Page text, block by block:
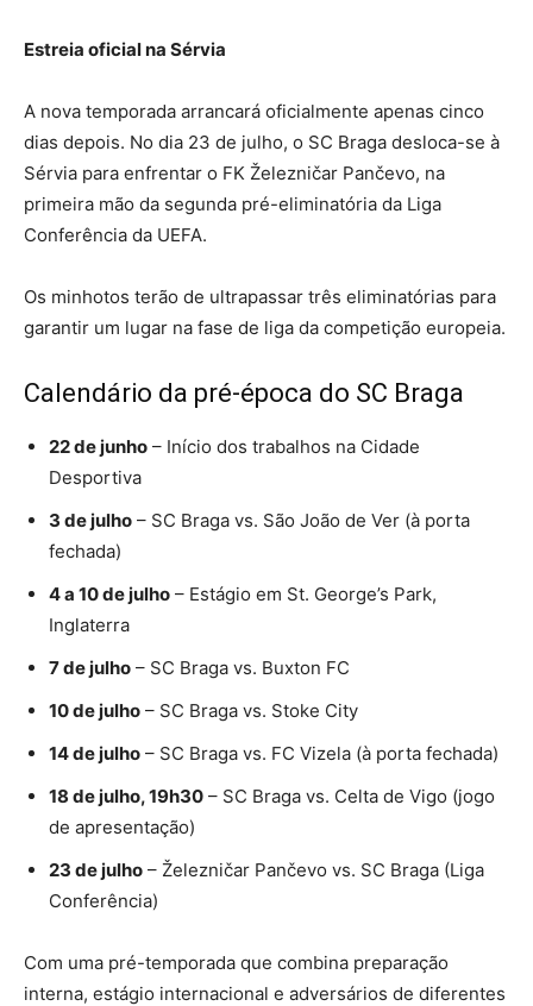
Estreia oficial na Sérvia
A nova temporada arrancará oficialmente apenas cinco
dias depois. No dia 23 de julho, o SC Braga desloca-se à
Sérvia para enfrentar o FK Železničar Pančevo, na
primeira mão da segunda pré-eliminatória da Liga
Conferência da UEFA.
Os minhotos terão de ultrapassar três eliminatórias para
garantir um lugar na fase de liga da competição europeia.
Calendário da pré-época do SC Braga
22 de junho – Início dos trabalhos na Cidade
Desportiva
3 de julho – SC Braga vs. São João de Ver (à porta
fechada)
4 a 10 de julho – Estágio em St. George’s Park,
Inglaterra
7 de julho – SC Braga vs. Buxton FC
10 de julho – SC Braga vs. Stoke City
14 de julho – SC Braga vs. FC Vizela (à porta fechada)
18 de julho, 19h30 – SC Braga vs. Celta de Vigo (jogo
de apresentação)
23 de julho – Železničar Pančevo vs. SC Braga (Liga
Conferência)
Com uma pré-temporada que combina preparação
interna, estágio internacional e adversários de diferentes